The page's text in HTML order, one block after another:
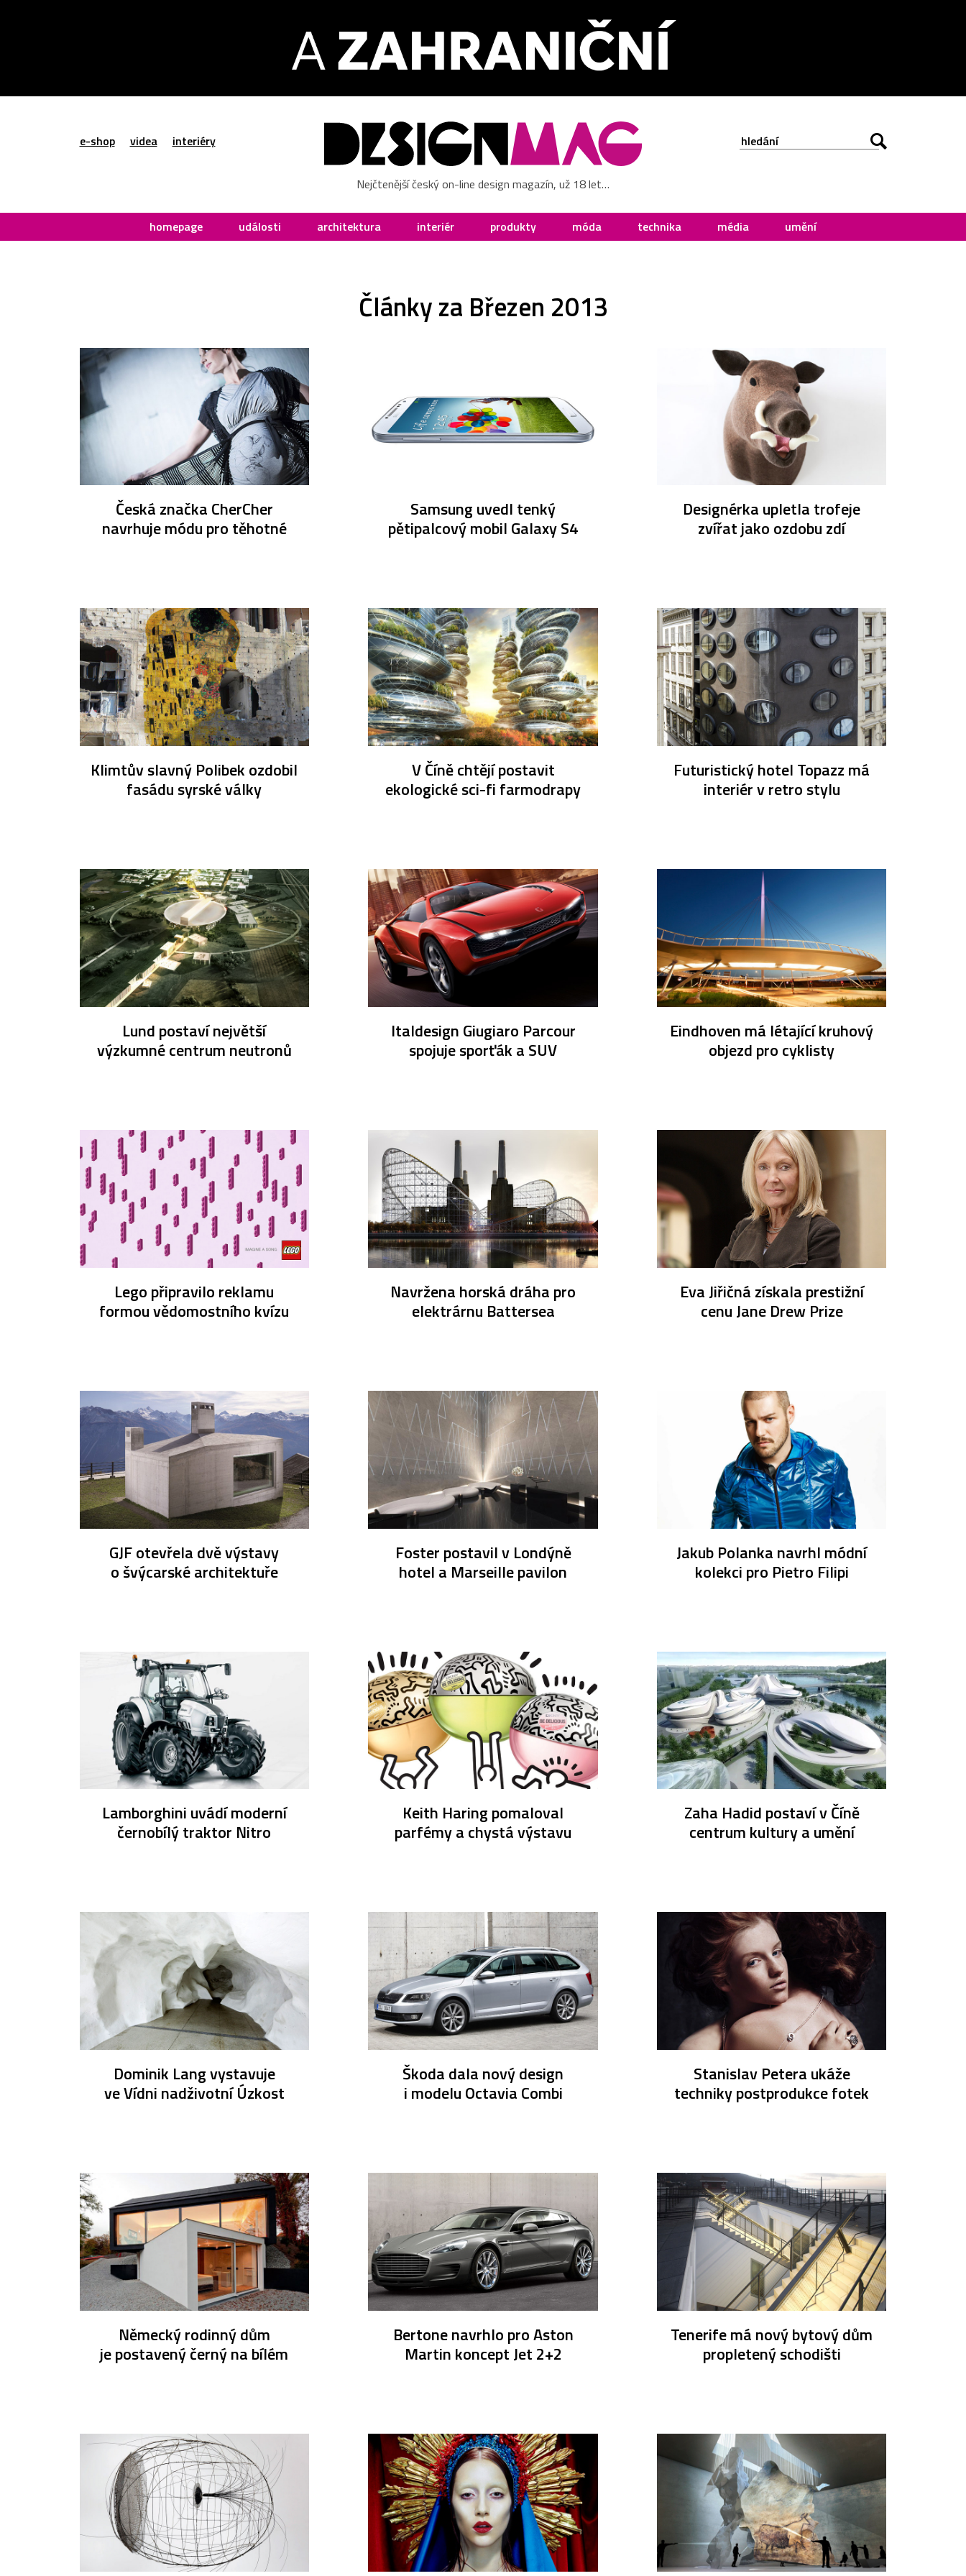
e-shop videa interiéry
Nejčtenější český on-line design magazín, už 18 let…
homepage události architektura interiér produkty móda technika média umění
Články za Březen 2013
Česká značka CherCher
navrhuje módu pro těhotné
Samsung uvedl tenký
pětipalcový mobil Galaxy S4
Designérka upletla trofeje
zvířat jako ozdobu zdí
Klimtův slavný Polibek ozdobil
fasádu syrské války
V Číně chtějí postavit
ekologické sci-fi farmodrapy
Futuristický hotel Topazz má
interiér v retro stylu
Lund postaví největší
výzkumné centrum neutronů
Italdesign Giugiaro Parcour
spojuje sporťák a SUV
Eindhoven má létající kruhový
objezd pro cyklisty
Lego připravilo reklamu
formou vědomostního kvízu
Navržena horská dráha pro
elektrárnu Battersea
Eva Jiřičná získala prestižní
cenu Jane Drew Prize
GJF otevřela dvě výstavy
o švýcarské architektuře
Foster postavil v Londýně
hotel a Marseille pavilon
Jakub Polanka navrhl módní
kolekci pro Pietro Filipi
Lamborghini uvádí moderní
černobílý traktor Nitro
Keith Haring pomaloval
parfémy a chystá výstavu
Zaha Hadid postaví v Číně
centrum kultury a umění
Dominik Lang vystavuje
ve Vídni nadživotní Úzkost
Škoda dala nový design
i modelu Octavia Combi
Stanislav Petera ukáže
techniky postprodukce fotek
Německý rodinný dům
je postavený černý na bílém
Bertone navrhlo pro Aston
Martin koncept Jet 2+2
Tenerife má nový bytový dům
propletený schodišti